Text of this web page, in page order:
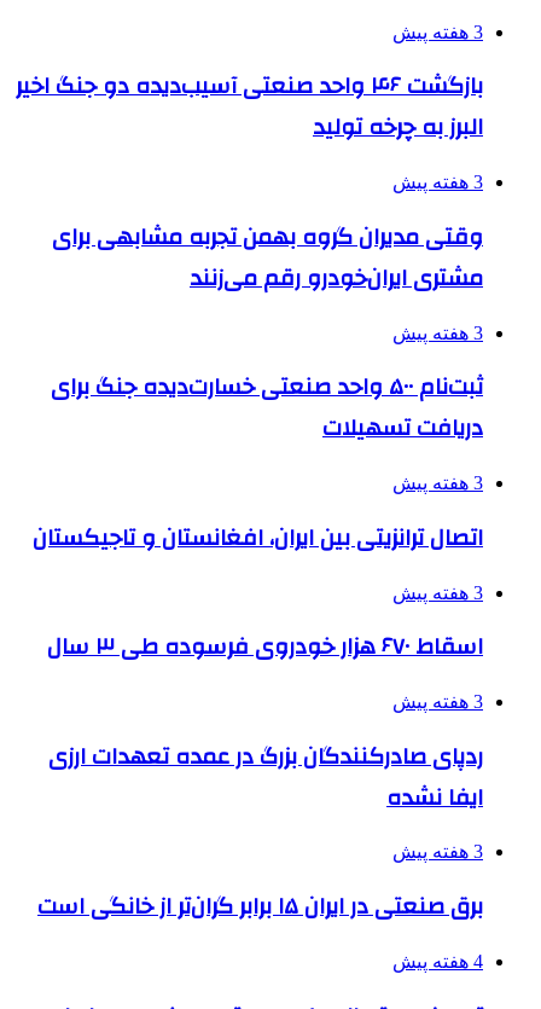
3 هفته پیش
بازگشت ۴۶ واحد صنعتی آسیب‌دیده دو جنگ اخیر
البرز به چرخه تولید
3 هفته پیش
وقتی مدیران گروه بهمن تجربه مشابهی برای
مشتری ایران‌خودرو رقم می‌زنند
3 هفته پیش
ثبت‌نام ۵۰۰ واحد صنعتی خسارت‌دیده جنگ برای
دریافت تسهیلات
3 هفته پیش
اتصال ترانزیتی بین ایران، افغانستان و تاجیکستان
3 هفته پیش
اسقاط ۶۷۰ هزار خودروی فرسوده طی ۳ سال
3 هفته پیش
ردپای صادرکنندگان بزرگ در عمده تعهدات ارزی
ایفا نشده
3 هفته پیش
برق صنعتی در ایران ۱۵ برابر گران‌تر از خانگی است
4 هفته پیش